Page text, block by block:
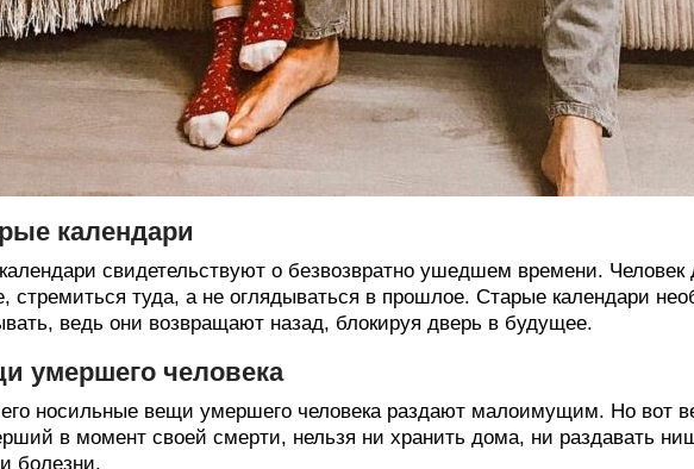
календари
свидетельствуют о безвозвратно ушедшем времени. Человек
стремиться туда, а не оглядываться в прошлое. Старые календари
ведь они возвращают назад, блокируя дверь в будущее.
умершего человека
носильные вещи умершего человека раздают малоимущим. Но вот
в момент своей смерти, нельзя ни хранить дома, ни раздавать
болезни.